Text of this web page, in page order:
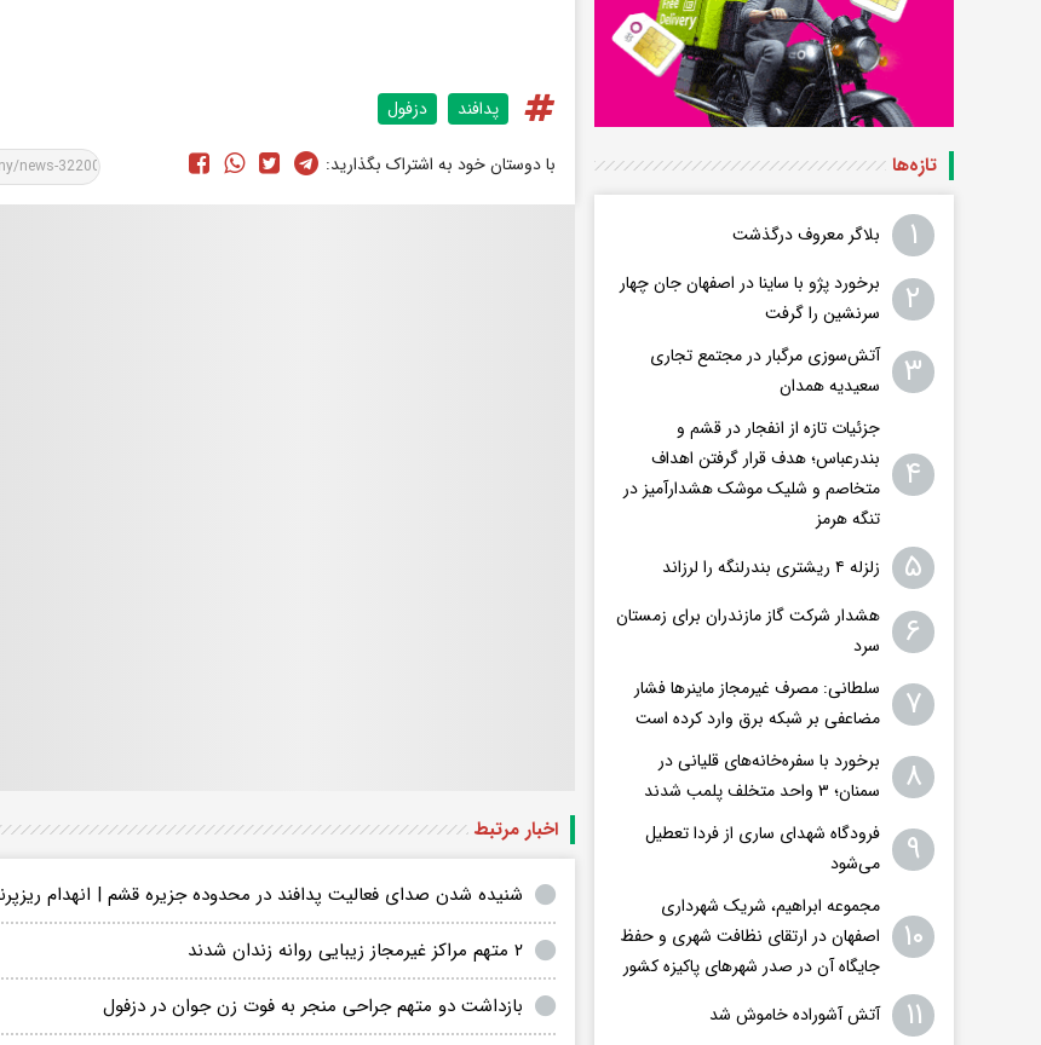
پدافند دزفول
با دوستان خود به اشتراک بگذارید:
اخبار مرتبط
شنیده شدن صدای فعالیت پدافند در محدوده جزیره قشم | انهدام
۲ متهم مراکز غیرمجاز زیبایی روانه زندان شدند
بازداشت دو متهم جراحی منجر به فوت زن جوان در دزفول
تازه‌ها
۱ بلاگر معروف درگذشت
۲
برخورد پژو با ساینا در اصفهان جان چهار
سرنشین را گرفت
۳
آتش‌سوزی مرگبار در مجتمع تجاری
سعیدیه همدان
۴
جزئیات تازه از انفجار در قشم و
بندرعباس؛ هدف قرار گرفتن اهداف
متخاصم و شلیک موشک هشدارآمیز در
تنگه هرمز
۵ زلزله ۴ ریشتری بندرلنگه را لرزاند
۶
هشدار شرکت گاز مازندران برای زمستان
سرد
۷
سلطانی: مصرف غیرمجاز ماینرها فشار
مضاعفی بر شبکه برق وارد کرده است
۸
برخورد با سفره‌خانه‌های قلیانی در
سمنان؛ ۳ واحد متخلف پلمب شدند
۹
فرودگاه ‌شهدای ساری از فردا تعطیل
می‌شود
۱۰
مجموعه ابراهیم، شریک شهرداری
اصفهان در ارتقای نظافت شهری و حفظ
جایگاه آن در صدر شهرهای پاکیزه کشور
۱۱ آتش آشوراده خاموش شد